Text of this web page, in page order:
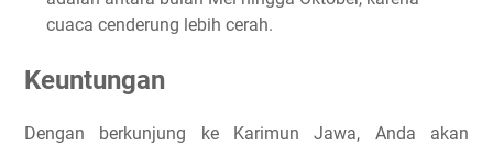
cuaca cenderung lebih cerah.
Keuntungan
Dengan berkunjung ke Karimun Jawa, Anda akan